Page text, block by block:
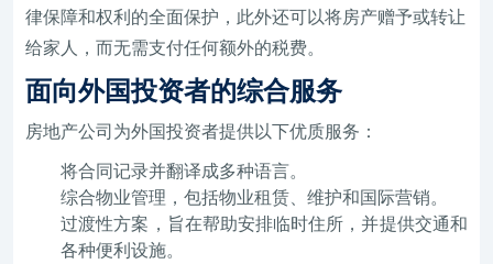
律保障和权利的全面保护，此外还可以将房产赠予或转让
给家人，而无需支付任何额外的税费。
面向外国投资者的综合服务
房地产公司为外国投资者提供以下优质服务：
将合同记录并翻译成多种语言。
综合物业管理，包括物业租赁、维护和国际营销。
过渡性方案，旨在帮助安排临时住所，并提供交通和
各种便利设施。